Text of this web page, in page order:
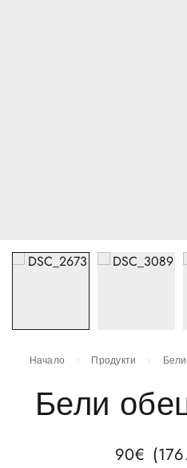
Начало Продукти
Бели
90€